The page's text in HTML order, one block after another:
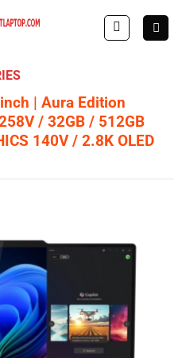
| Aura Edition
/ 32GB / 512GB
140V / 2.8K OLED